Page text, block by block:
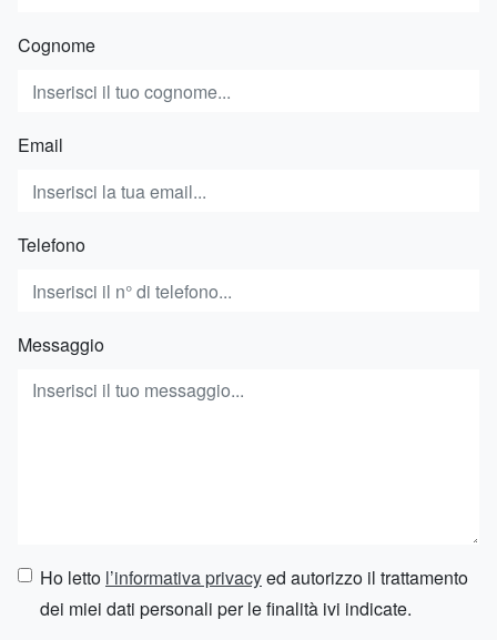
Cognome
Email
Telefono
Messaggio
Ho letto l’informativa privacyed autorizzo il trattamento
dei miei dati personali per le finalità ivi indicate.